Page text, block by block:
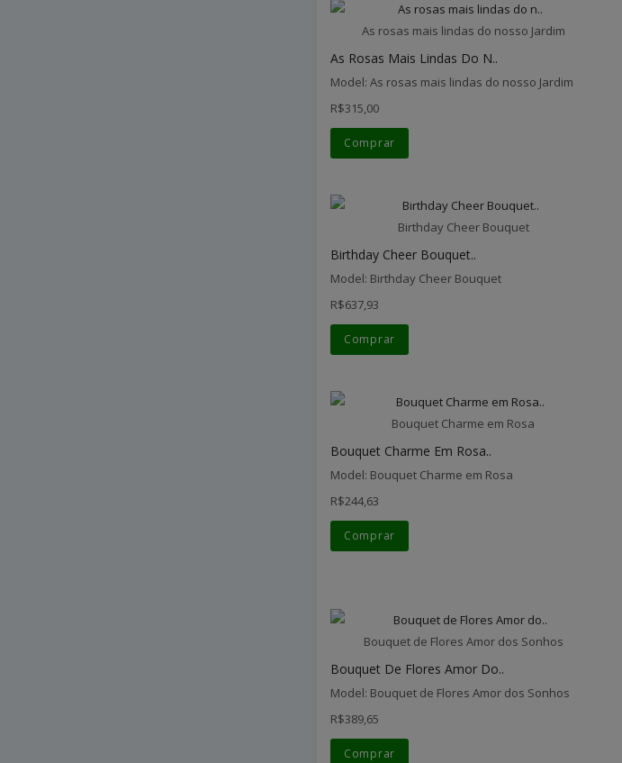
As rosas mais lindas do nosso Jardim
As Rosas Mais Lindas Do N..
Model: As rosas mais lindas do nosso Jardim
R$315,00
Comprar
Birthday Cheer Bouquet
Birthday Cheer Bouquet..
Model: Birthday Cheer Bouquet
R$637,93
Comprar
Bouquet Charme em Rosa
Bouquet Charme Em Rosa..
Model: Bouquet Charme em Rosa
R$244,63
Comprar
Bouquet de Flores Amor dos Sonhos
Bouquet De Flores Amor Do..
Model: Bouquet de Flores Amor dos Sonhos
R$389,65
Comprar